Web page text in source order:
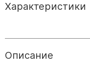
Характеристики
Описание